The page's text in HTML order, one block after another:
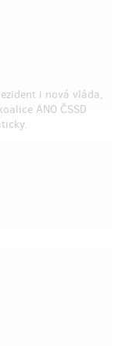
i nová vláda,
ANO ČSSD